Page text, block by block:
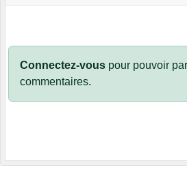
Connectez-vous pour pouvoir
commentaires.